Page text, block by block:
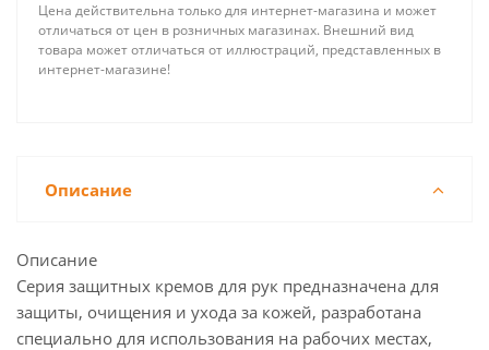
Цена действительна только для интернет-магазина и может
отличаться от цен в розничных магазинах. Внешний вид
товара может отличаться от иллюстраций, представленных в
интернет-магазине!
Описание
Описание
Серия защитных кремов для рук предназначена для
защиты, очищения и ухода за кожей, разработана
специально для использования на рабочих местах,